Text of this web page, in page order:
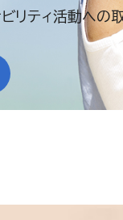
リティ活動への